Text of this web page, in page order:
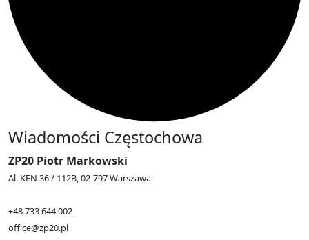
Wiadomości Częstochowa
ZP20 Piotr Markowski
Al. KEN 36 / 112B, 02-797 Warszawa
+48 733 644 002
office@zp20.pl